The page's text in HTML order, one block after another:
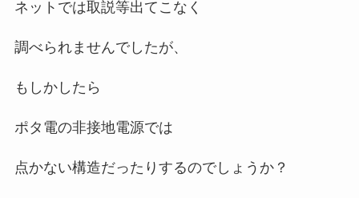
ネットでは取説等出てこなく
調べられませんでしたが、
もしかしたら
ポタ電の非接地電源では
点かない構造だったりするのでしょうか？